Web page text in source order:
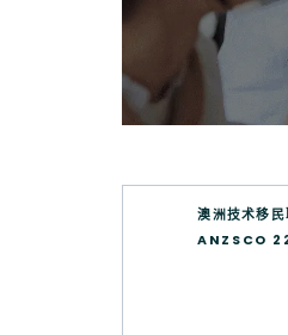
澳洲技术移民
ANZSCO